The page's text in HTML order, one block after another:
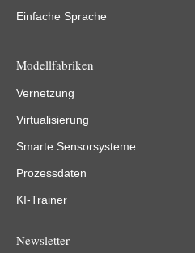
Einfache Sprache
Modellfabriken
Vernetzung
Virtualisierung
Smarte Sensorsysteme
Prozessdaten
KI-Trainer
Newsletter